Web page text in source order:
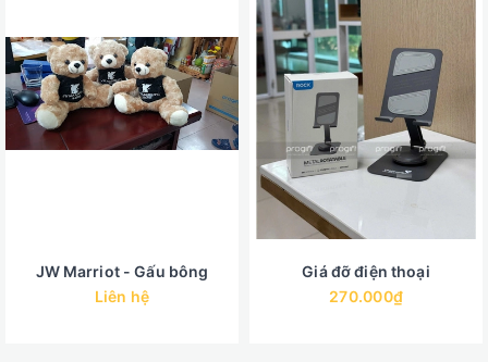
JW Marriot - Gấu bông
Liên hệ
Giá đỡ điện thoại
270.000₫